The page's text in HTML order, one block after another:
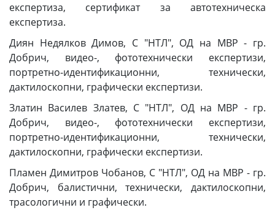
експертиза, сертификат за автотехническа
експертиза.
Диян Недялков Димов, С "НТЛ", ОД на МВР - гр.
Добрич, видео-, фототехнически експертизи,
портретно-идентификационни, технически,
дактилоскопни, графически експертизи.
Златин Василев Златев, С "НТЛ", ОД на МВР - гр.
Добрич, видео-, фототехнически експертизи,
портретно-идентификационни, технически,
дактилоскопни, графически експертизи.
Пламен Димитров Чобанов, С "НТЛ", ОД на МВР - гр.
Добрич, балистични, технически, дактилоскопни,
трасологични и графически.